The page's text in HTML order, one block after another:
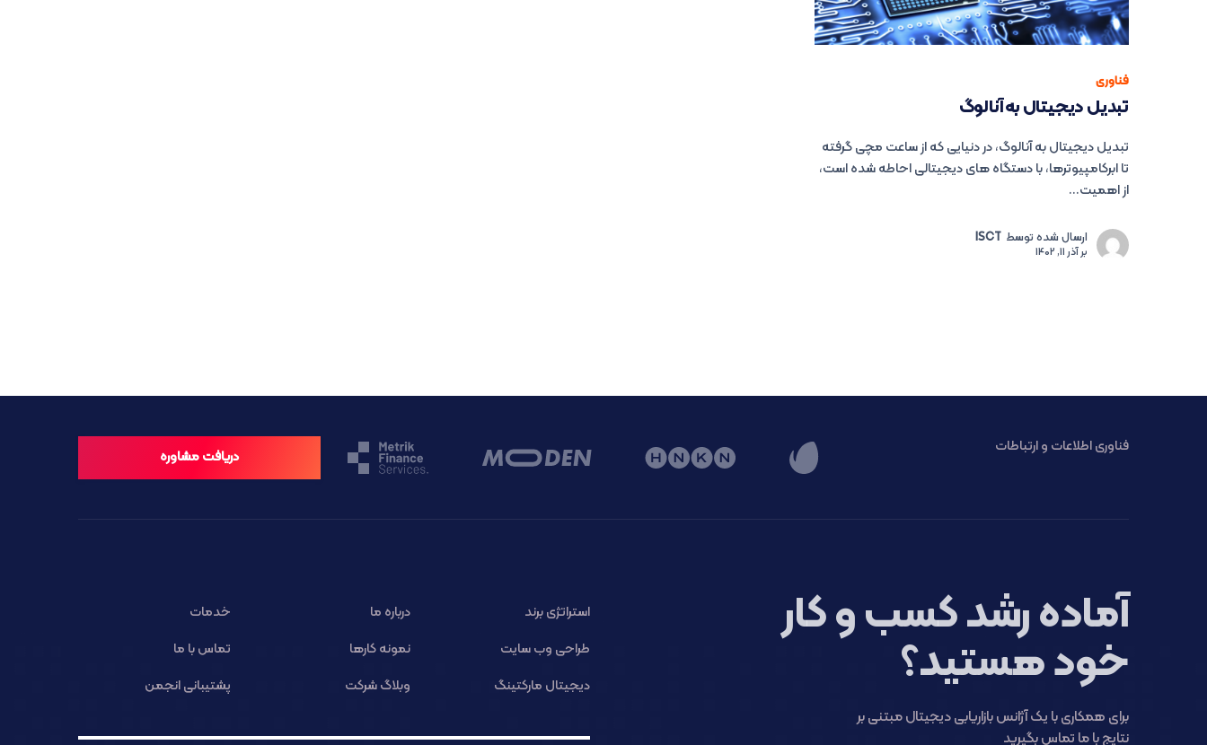
فناوری
تبدیل دیجیتال به آنالوگ
تبدیل دیجیتال به آنالوگ، در دنیایی که از ساعت مچی گرفته
تا ابرکامپیوترها، با دستگاه های دیجیتالی احاطه شده است،
از اهمیت...
ارسال شده توسط ISCT
برآذر 11, 1402
فناوری اطلاعات و ارتباطات
دریافت مشاوره
آماده رشد کسب و کار
خود هستید؟
برای همکاری با یک آژانس بازاریابی دیجیتال مبتنی بر
نتایج با ما تماس بگیرید
استراتژی برند درباره ما
خدمات
طراحی وب سایت
نمونه کارها
تماس با ما
دیجیتال مارکتینگ
وبلاگ شرکت پشتیبانی انجمن